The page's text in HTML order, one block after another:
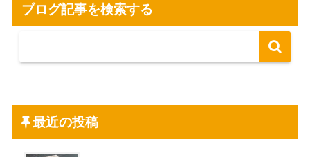
ブログ記事を検索する
最近の投稿